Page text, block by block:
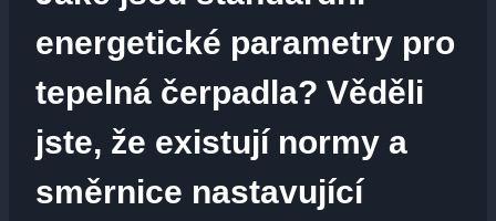
energetické parametry pro
tepelná čerpadla? Věděli
jste, že existují normy a
směrnice nastavující